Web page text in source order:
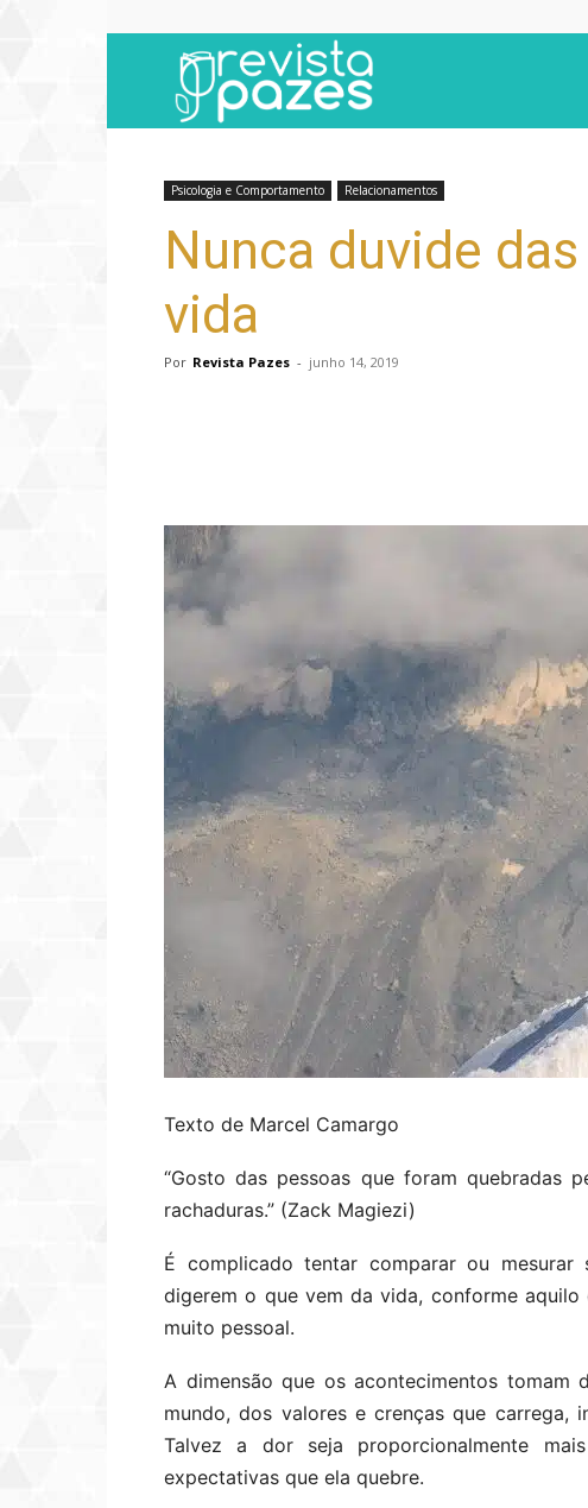
Psicologia e Comportamento Relacionamentos
Nunca duvide
vida
Por Revista Pazes - junho 14, 2019
Texto de Marcel Camargo
“Gosto das pessoas que foram quebradas
rachaduras.” (Zack Magiezi)
É complicado tentar comparar ou
digerem o que vem da vida, conforme
muito pessoal.
A dimensão que os acontecimentos
mundo, dos valores e crenças que carrega,
Talvez a dor seja proporcionalmente
expectativas que ela quebre.